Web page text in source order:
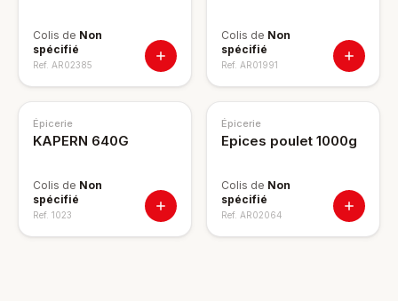
Colis de Non
spécifié
Ref. AR02385
Colis de Non
spécifié
Ref. AR01991
Épicerie
KAPERN 640G
Colis de Non
spécifié
Ref. 1023
Épicerie
Epices poulet 1000g
Colis de Non
spécifié
Ref. AR02064